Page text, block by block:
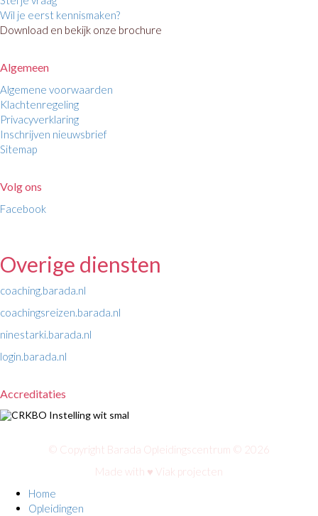
Wil je eerst kennismaken?
Download en bekijk onze brochure
Algemeen
Algemene voorwaarden
Klachtenregeling
Privacyverklaring
Inschrijven nieuwsbrief
Sitemap
Volg ons
Facebook
Overige diensten
coaching.barada.nl
coachingsreizen.barada.nl
ninestarki.barada.nl
login.barada.nl
Accreditaties
© Copyright Barada Opleidingscentrum © 2026
Made with ♥ Viak projecten
Home
Opleidingen